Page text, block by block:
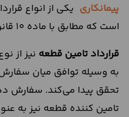
پیمانکاری یکی از انواع
است که مطابق با ماده 10 قانون مدنی تنظیم می‌شود.
قرارداد تامین قطعه نیز از
به وسیله توافق میان
تحقق پیدا می‌کند. سفارش
تامین کننده قطعه نیز به